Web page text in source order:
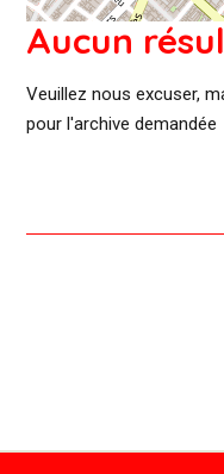
Aucun
Veuillez nous excuser,
pour l'archive demandée